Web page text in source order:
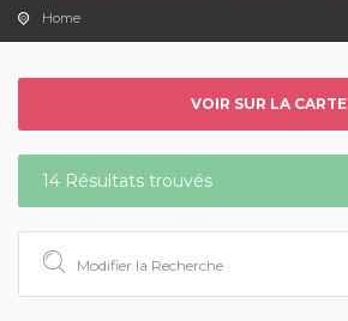
Home
VOIR SUR LA CARTE
14 Résultats trouvés
Modifier la Recherche